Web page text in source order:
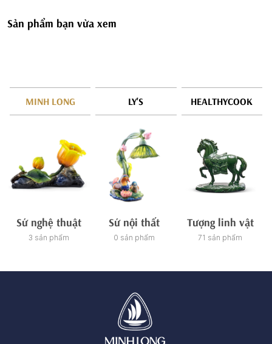
Sản phẩm bạn vừa xem
MINH LONG LY'S HEALTHYCOOK
Sứ nghệ thuật
3 sản phẩm
Sứ nội thất
0 sản phẩm
Tượng linh vật
71 sản phẩm